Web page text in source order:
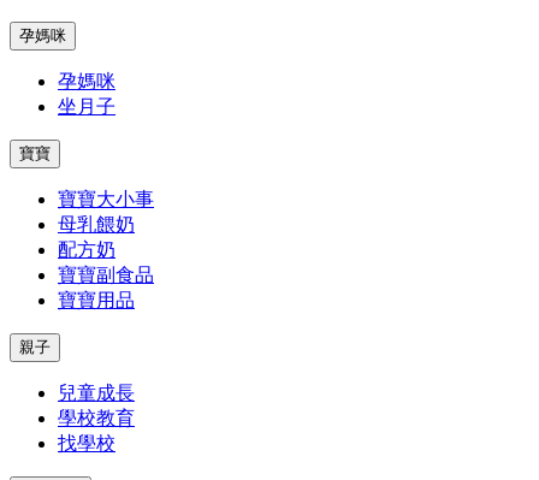
孕媽咪
孕媽咪
坐月子
寶寶
寶寶大小事
母乳餵奶
配方奶
寶寶副食品
寶寶用品
親子
兒童成長
學校教育
找學校